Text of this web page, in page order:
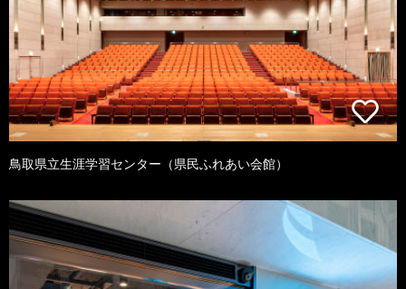
鳥取県立生涯学習センター（県民ふれあい会館）